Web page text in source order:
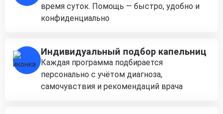
время суток. Помощь — быстро, удобно и
конфиденциально
Индивидуальный подбор капельниц
Каждая программа подбирается
персонально с учётом диагноза,
самочувствия и рекомендаций врача